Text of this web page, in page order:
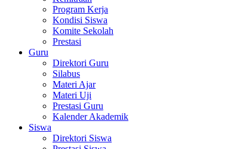
Program Kerja
Kondisi Siswa
Komite Sekolah
Prestasi
Guru
Direktori Guru
Silabus
Materi Ajar
Materi Uji
Prestasi Guru
Kalender Akademik
Siswa
Direktori Siswa